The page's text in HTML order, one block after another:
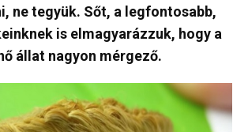
ne tegyük. Sőt, a legfontosabb,
is elmagyarázzuk, hogy a
állat nagyon mérgező.